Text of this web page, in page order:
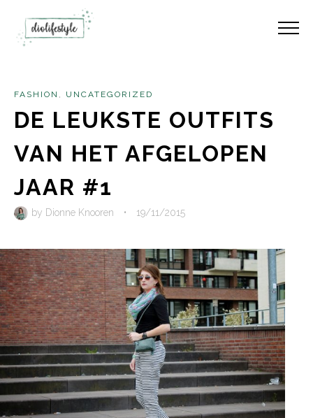
FASHION , UNCATEGORIZED
DE LEUKSTE OUTFITS
VAN HET AFGELOPEN
JAAR #1
by Dionne Knooren • 19/11/2015